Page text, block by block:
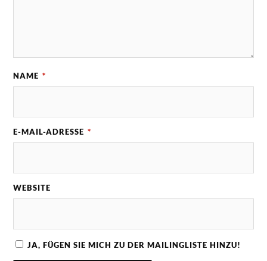
NAME *
E-MAIL-ADRESSE *
WEBSITE
JA, FÜGEN SIE MICH ZU DER MAILINGLISTE HINZU!